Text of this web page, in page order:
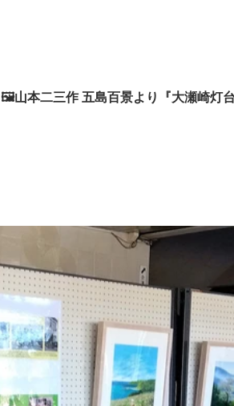
🖼山本二三作 五島百景より『大瀬崎灯